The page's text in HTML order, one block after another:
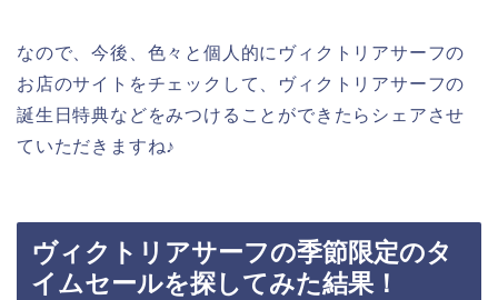
なので、今後、色々と個人的にヴィクトリアサーフの
お店のサイトをチェックして、ヴィクトリアサーフの
誕生日特典などをみつけることができたらシェアさせ
ていただきますね♪
ヴィクトリアサーフの季節限定のタ
イムセールを探してみた結果！